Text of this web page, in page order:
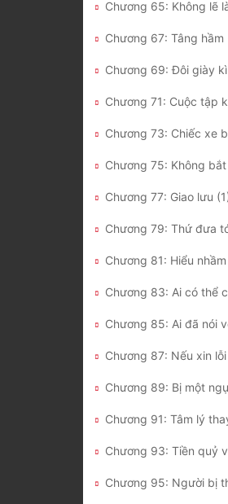
Chương 65: Không lẽ
Chương 67: Tâng hầm
Chương 69: Đôi giày
Chương 71: Cuộc tập
Chương 73: Chiếc xe
Chương 75: Không
Chương 77: Giao lưu
Chương 79: Thứ đưa
Chương 81: Hiểu
Chương 83: Ai có thể
Chương 85: Ai đã nói
Chương 89: Bị một
Chương 91: Tâm lý
Chương 93: Tiền quỷ
Chương 95: Người bị